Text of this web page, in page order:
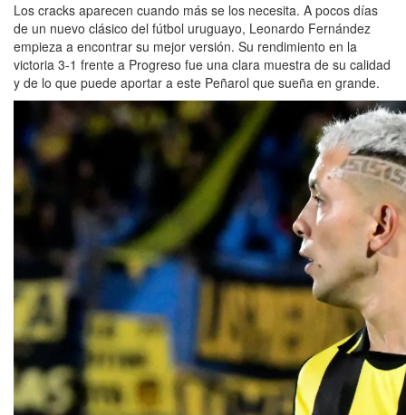
Los cracks aparecen cuando más se los necesita. A pocos días
de un nuevo clásico del fútbol uruguayo, Leonardo Fernández
empieza a encontrar su mejor versión. Su rendimiento en la
victoria 3-1 frente a Progreso fue una clara muestra de su calidad
y de lo que puede aportar a este Peñarol que sueña en grande.